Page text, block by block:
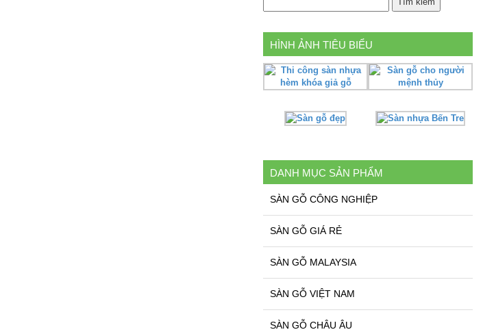
HÌNH ẢNH TIÊU BIỂU
DANH MỤC SẢN PHẨM
SÀN GỖ CÔNG NGHIỆP
SÀN GỖ GIÁ RẺ
SÀN GỖ MALAYSIA
SÀN GỖ VIỆT NAM
SÀN GỖ CHÂU ÂU